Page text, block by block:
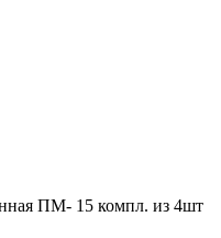
ПМ- 15 компл. из 4шт